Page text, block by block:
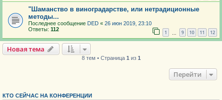
"Шаманство в виноградарстве, или нетрадиционные
методы...
Последнее сообщение DED « 26 июн 2019, 23:10
Ответы: 112 1 9 10 11 12
Новая тема
8 тем • Страница 1 из 1
Перейти
КТО СЕЙЧАС НА КОНФЕРЕНЦИИ